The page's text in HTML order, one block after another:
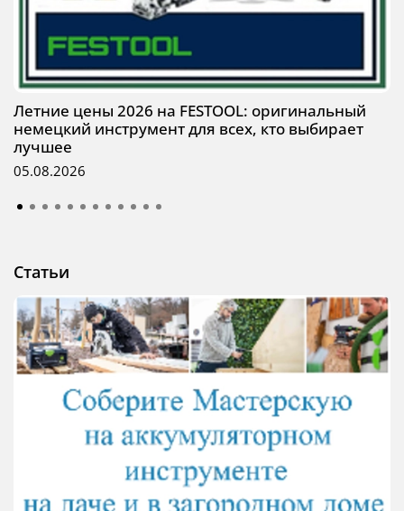
Летние цены 2026 на FESTOOL: оригинальный
немецкий инструмент для всех, кто выбирает
лучшее
05.08.2026
Статьи